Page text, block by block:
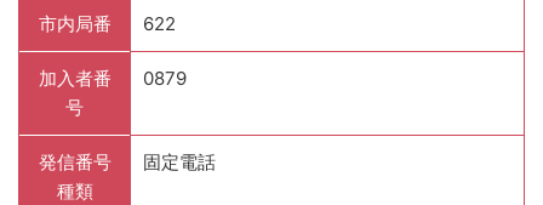
市内局番 622
加入者番
号
0879
発信番号
種類
固定電話